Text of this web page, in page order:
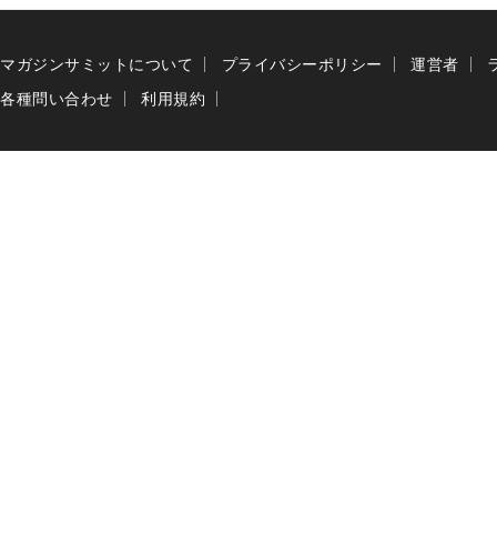
マガジンサミットについて プライバシーポリシー 運営者
各種問い合わせ
利用規約